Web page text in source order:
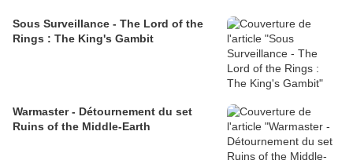
Sous Surveillance - The Lord of the
Rings : The King's Gambit
Warmaster - Détournement du set
Ruins of the Middle-Earth